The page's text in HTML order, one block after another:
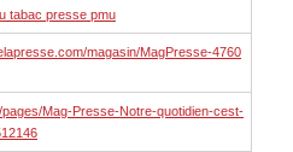
tabac presse pmu
magasin/MagPresse-4760
Mag-Presse-Notre-quotidien-cest-